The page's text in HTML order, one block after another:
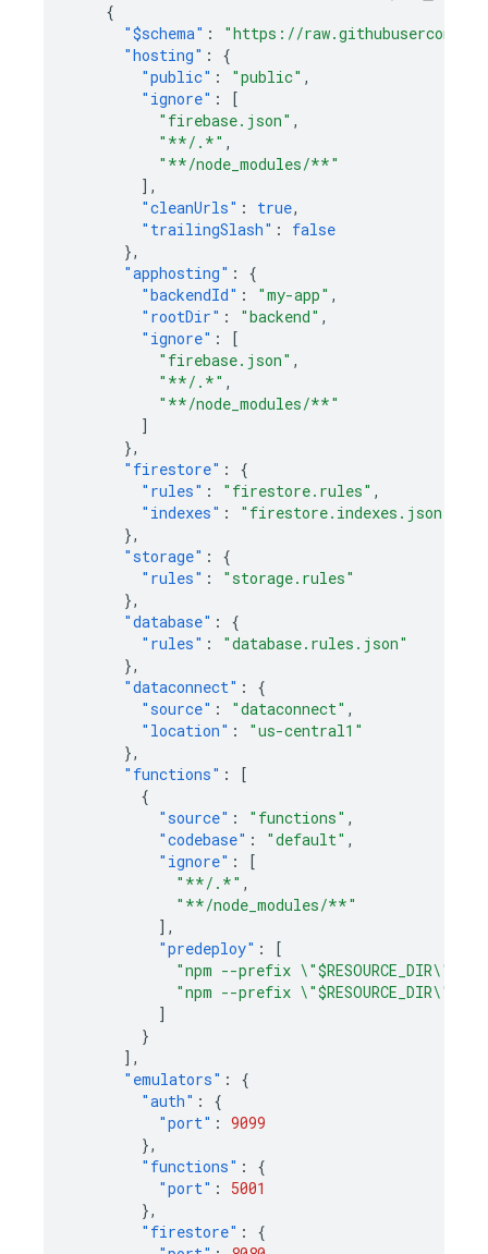
{
"$schema" :
"https://
"hosting" :
{
"public" : "public" ,
"ignore" :
[
"firebase.json" ,
"**/.*" ,
"**/node_modules/**"
],
"cleanUrls" : true,
"trailingSlash" :
false
},
"apphosting" :
{
"backendId" : "my-app" ,
"rootDir" : "backend" ,
"ignore" :
[
"firebase.json" ,
"**/.*" ,
"**/node_modules/**"
]
},
"firestore" :
{
"rules" : "firestore.rules" ,
"indexes" :
"firestore.indexes.json"
},
"storage" :
{
"rules" :
"storage.rules"
},
"database" :
{
"rules" :
"database.rules.json"
},
"dataconnect" :
{
"source" : "dataconnect" ,
"location" :
"us-central1"
},
"functions" :
[
{
"source" : "functions" ,
"codebase" : "default" ,
"ignore" :
[
"**/.*" ,
"**/node_modules/**"
],
"predeploy" :
[
"npm --prefix \"$RESOURCE_DIR\"
"npm --prefix \"$RESOURCE_DIR\"
]
}
],
"emulators" :
{
"auth" :
{
"port" : 9099
},
"functions" :
{
"port" :
5001
},
"firestore" :
{